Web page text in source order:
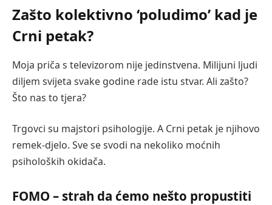
Zašto kolektivno ‘poludimo’ kad je
Crni petak?
Moja priča s televizorom nije jedinstvena. Milijuni ljudi
diljem svijeta svake godine rade istu stvar. Ali zašto?
Što nas to tjera?
Trgovci su majstori psihologije. A Crni petak je njihovo
remek-djelo. Sve se svodi na nekoliko moćnih
psiholoških okidača.
FOMO – strah da ćemo nešto propustiti